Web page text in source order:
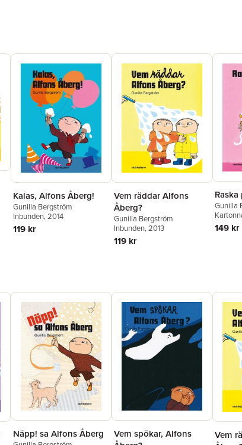
Kalas, Alfons Åberg!
Gunilla Bergström
Inbunden, 2014
119 kr
Vem räddar Alfons
Åberg?
Gunilla Bergström
Inbunden, 2013
119 kr
Gunilla
149 kr
Näpp! sa Alfons Åberg
Vem spökar, Alfons
Vem